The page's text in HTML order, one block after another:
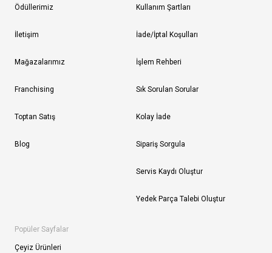
Ödüllerimiz
İletişim
Mağazalarımız
Franchising
Toptan Satış
Blog
Kullanım Şartları
İade/İptal Koşulları
İşlem Rehberi
Sık Sorulan Sorular
Kolay İade
Sipariş Sorgula
Servis Kaydı Oluştur
Yedek Parça Talebi Oluştur
Popüler Sayfalar
Çeyiz Ürünleri